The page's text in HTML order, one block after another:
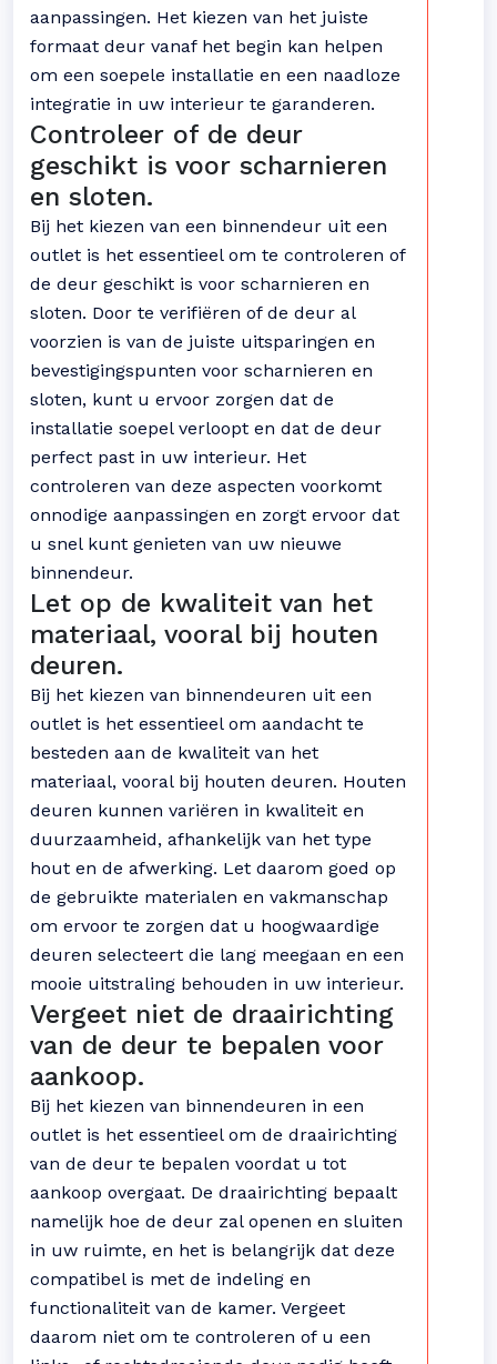
aanpassingen. Het kiezen van het juiste
formaat deur vanaf het begin kan helpen
om een soepele installatie en een naadloze
integratie in uw interieur te garanderen.
Controleer of de deur
geschikt is voor scharnieren
en sloten.
Bij het kiezen van een binnendeur uit een
outlet is het essentieel om te controleren of
de deur geschikt is voor scharnieren en
sloten. Door te verifiëren of de deur al
voorzien is van de juiste uitsparingen en
bevestigingspunten voor scharnieren en
sloten, kunt u ervoor zorgen dat de
installatie soepel verloopt en dat de deur
perfect past in uw interieur. Het
controleren van deze aspecten voorkomt
onnodige aanpassingen en zorgt ervoor dat
u snel kunt genieten van uw nieuwe
binnendeur.
Let op de kwaliteit van het
materiaal, vooral bij houten
deuren.
Bij het kiezen van binnendeuren uit een
outlet is het essentieel om aandacht te
besteden aan de kwaliteit van het
materiaal, vooral bij houten deuren. Houten
deuren kunnen variëren in kwaliteit en
duurzaamheid, afhankelijk van het type
hout en de afwerking. Let daarom goed op
de gebruikte materialen en vakmanschap
om ervoor te zorgen dat u hoogwaardige
deuren selecteert die lang meegaan en een
mooie uitstraling behouden in uw interieur.
Vergeet niet de draairichting
van de deur te bepalen voor
aankoop.
Bij het kiezen van binnendeuren in een
outlet is het essentieel om de draairichting
van de deur te bepalen voordat u tot
aankoop overgaat. De draairichting bepaalt
namelijk hoe de deur zal openen en sluiten
in uw ruimte, en het is belangrijk dat deze
compatibel is met de indeling en
functionaliteit van de kamer. Vergeet
daarom niet om te controleren of u een